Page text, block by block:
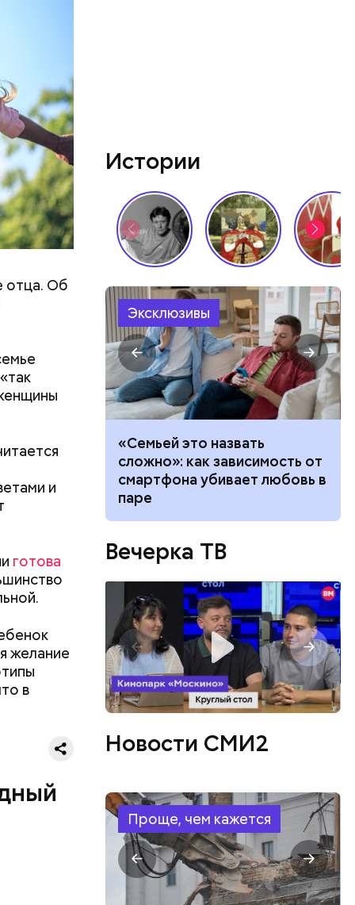
отца. Об
и
готова
желание
в
со
это
и
Истории
Эксклюзивы
борщевик и
«Семьей это назвать
сложно»: как зависимость от
смартфона убивает любовь в
паре
Вечерка ТВ
Новости СМИ2
Проще, чем кажется